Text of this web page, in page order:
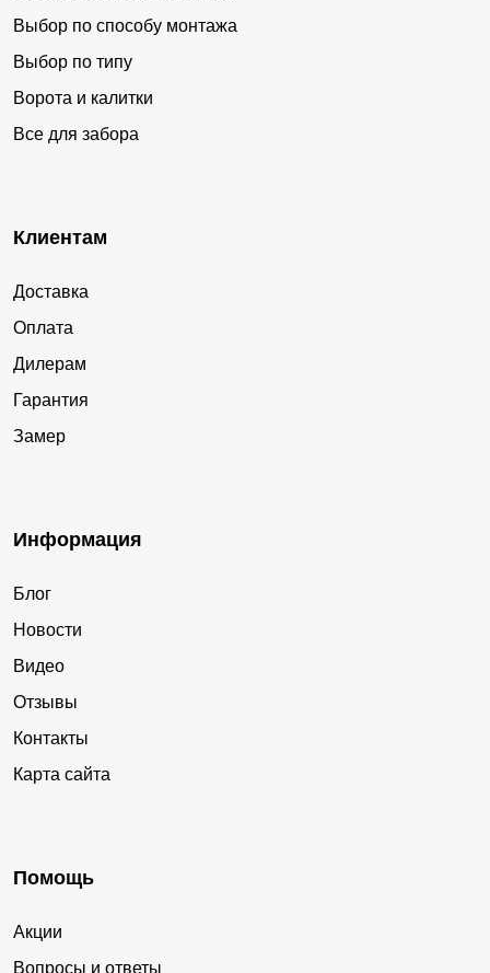
Выбор по способу монтажа
Выбор по типу
Ворота и калитки
Все для забора
Клиентам
Доставка
Оплата
Дилерам
Гарантия
Замер
Информация
Блог
Новости
Видео
Отзывы
Контакты
Карта сайта
Помощь
Акции
Вопросы и ответы